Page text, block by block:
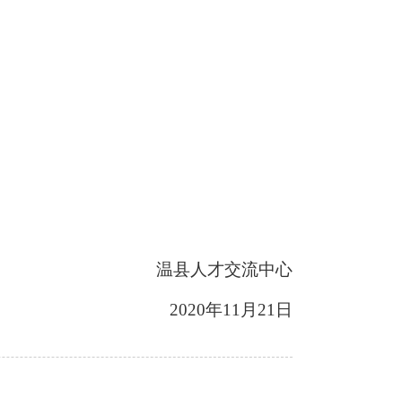
温县人才交流中心
2020年11月21日